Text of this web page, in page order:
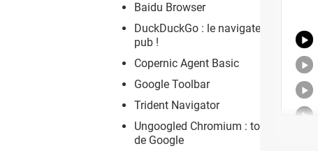
Baidu Browser
DuckDuckGo : le navigateur qui
pub !
Copernic Agent Basic
Google Toolbar
Trident Navigator
Ungoogled Chromium : tout le plaisir
de Google